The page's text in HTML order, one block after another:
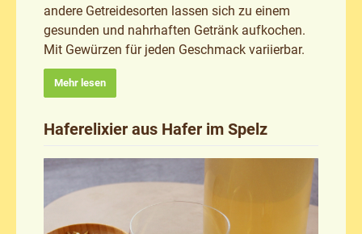
andere Getreidesorten lassen sich zu einem
gesunden und nahrhaften Getränk aufkochen.
Mit Gewürzen für jeden Geschmack variierbar.
Mehr lesen
Haferelixier aus Hafer im Spelz